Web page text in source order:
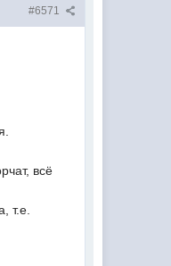
#6571
всё
т.е.